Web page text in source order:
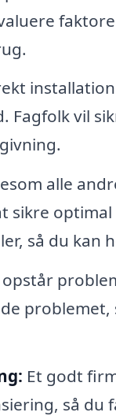
Fagfolk vil
alle
sikre
så du kan
opstår
Et godt
så du